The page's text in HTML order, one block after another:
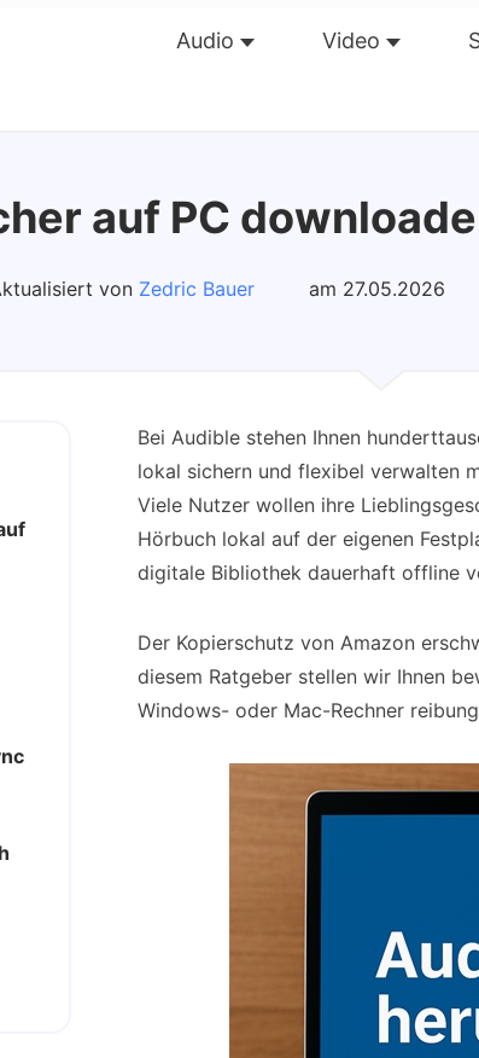
Audio Video
auf PC
von Zedric Bauer am 27.05.2026
Bei Audible stehen Ihnen
lokal sichern und flexibel verwalten
Viele Nutzer wollen ihre
Hörbuch lokal auf der eigenen
digitale Bibliothek dauerhaft offline
Der Kopierschutz von Amazon
diesem Ratgeber stellen wir Ihnen
Windows- oder Mac-Rechner